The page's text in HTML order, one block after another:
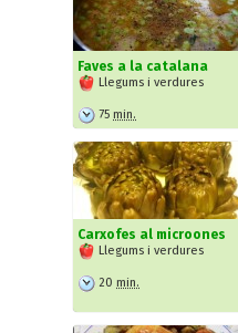
Faves a la catalana
Llegums i verdures
75 min.
Carxofes al microones
Llegums i verdures
20 min.